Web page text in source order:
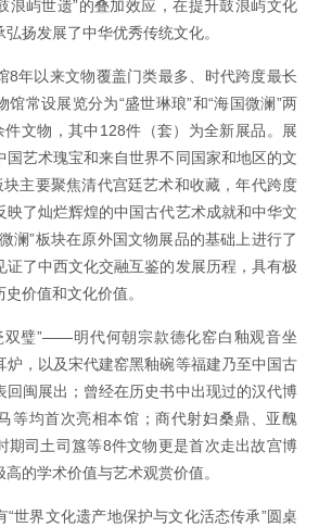
浪屿世遗”的叠加效应，在提升鼓浪屿文化
扬发展了中华优秀传统文化。
8年以来文物覆盖门类最多、时代跨度最长
馆常设展览分为“盛世琳琅”和“海国微澜”两
文物，其中128件（套）为全新展品。展
国艺术瑰宝和来自世界不同国家和地区的文
块主要聚焦清代宫廷艺术和收藏，年代跨度
映了灿烂辉煌的中国古代艺术成就和中华文
澜”板块在原外国文物展品的基础上进行了
证了中西文化交融互鉴的发展历程，具有极
价值和文化价值。
双璧”——明代何朝宗款德化窑白釉观音坐
炉，以及宋代建窑黑釉碗等福建乃至中国古
回闽展出；曾经在历史书中出现过的汉代博
等均首次亮相本馆；商代射妇桑鼎、亚醜
期司土司簋等8件文物更是首次走出故宫博
的学术价值与艺术观赏价值。
“世界文化遗产地保护与文化活态传承”圆桌